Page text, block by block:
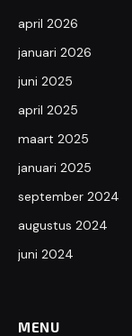
april 2026
januari 2026
juni 2025
april 2025
maart 2025
januari 2025
september 2024
augustus 2024
juni 2024
MENU